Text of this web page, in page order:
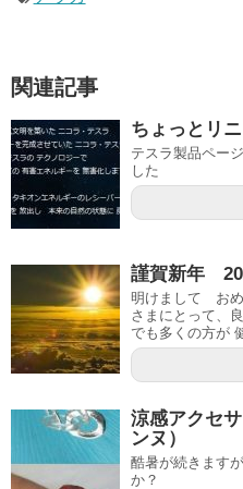
関連記事
ちょっとリ
テスラ製品ペー
した
謹賀新年
明けまして おめ
さまにとって、
でも多くの方が
涼感アクセ
ンヌ）
酷暑が続きます
か？